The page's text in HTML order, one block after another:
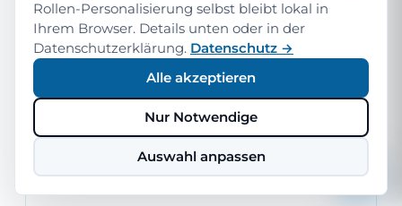
Drei eigene Lösungen
im produktiven Einsatz
Rollen-Personalisierung selbst bleibt lokal in
Ihrem Browser. Details unten oder in der
Datenschutzerklärung. Datenschutz →
Alle akzeptieren
Nur Notwendige
Auswahl anpassen